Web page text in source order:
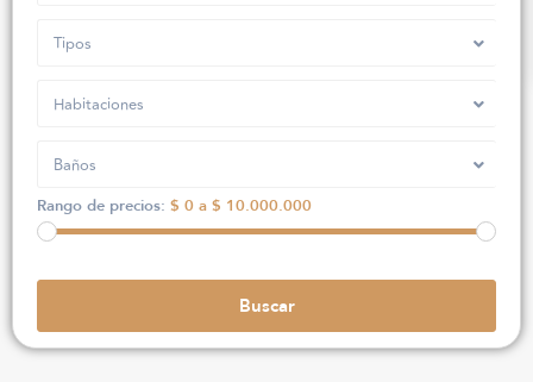
Tipos
Habitaciones
Baños
Rango de precios: $ 0 a $ 10.000.000
Buscar